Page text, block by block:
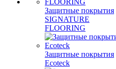
Защитные покрытия
SIGNATURE
FLOORING
Защитные покрытия
Ecoteck